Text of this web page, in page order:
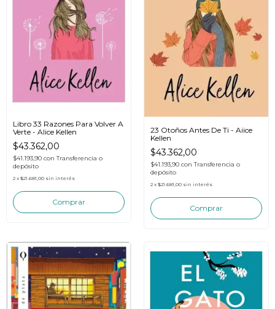
Libro 33 Razones Para Volver A
Verte - Alice Kellen
$43.362,00
$41.193,90 con Transferencia o
depósito
2 x $21.681,00 sin interés
23 Otoños Antes De Ti - Aiice
Kellen
$43.362,00
$41.193,90 con Transferencia o
depósito
2 x $21.681,00 sin interés